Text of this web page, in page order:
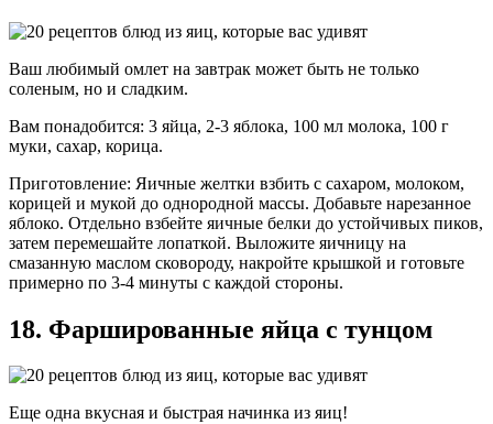
Ваш любимый омлет на завтрак может быть не только
соленым, но и сладким.
Вам понадобится: 3 яйца, 2-3 яблока, 100 мл молока, 100 г
муки, сахар, корица.
Приготовление: Яичные желтки взбить с сахаром, молоком,
корицей и мукой до однородной массы. Добавьте нарезанное
яблоко. Отдельно взбейте яичные белки до устойчивых пиков,
затем перемешайте лопаткой. Выложите яичницу на
смазанную маслом сковороду, накройте крышкой и готовьте
примерно по 3-4 минуты с каждой стороны.
18. Фаршированные яйца с тунцом
Еще одна вкусная и быстрая начинка из яиц!